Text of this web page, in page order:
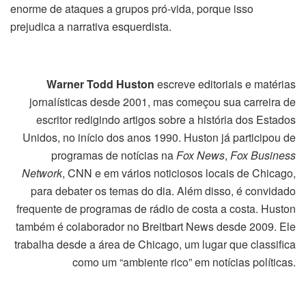
enorme de ataques a grupos pró-vida, porque isso
prejudica a narrativa esquerdista.
Warner Todd Huston escreve editoriais e matérias
jornalísticas desde 2001, mas começou sua carreira de
escritor redigindo artigos sobre a história dos Estados
Unidos, no início dos anos 1990. Huston já participou de
programas de notícias naFox News, Fox Business
Network, CNN e em vários noticiosos locais de Chicago,
para debater os temas do dia. Além disso, é convidado
frequente de programas de rádio de costa a costa. Huston
também é colaborador no Breitbart News desde 2009. Ele
trabalha desde a área de Chicago, um lugar que classifica
como um “ambiente rico” em notícias políticas.